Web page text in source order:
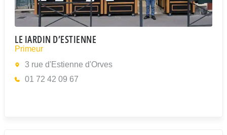
LE JARDIN D’ESTIENNE
Primeur
3 rue d'Estienne d'Orves
01 72 42 09 67